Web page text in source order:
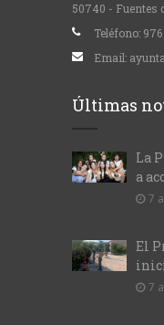
50740 - Fuentes
Teléfono: 976
Email:
Últimas
La
a
7
El
7